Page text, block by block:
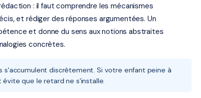
: il faut comprendre les mécanismes
et rédiger des réponses argumentées. Un
et donne du sens aux notions abstraites
concrètes.
s'accumulent discrètement. Si votre enfant peine à
que le retard ne s'installe.